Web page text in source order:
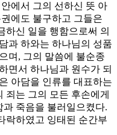
에서 그의 선하신 뜻 아
에도 불구하고 그들은
하신 일을 행함으로써 의
과 하와는 하나님의 성품
며, 그의 말씀에 불순종
면서 하나님과 원수가 되
아담을 인류를 대표하는
죄는 그의 모든 후손에게
죽음을 불러일으켰다.
락하였고 잉태된 순간부